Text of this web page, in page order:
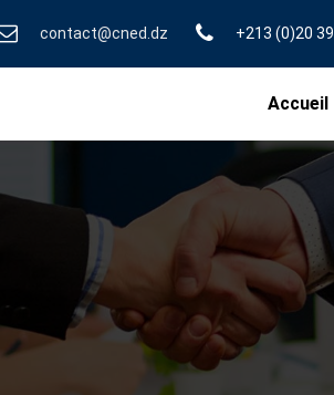
contact@cned.dz +213 (0)20
Accueil